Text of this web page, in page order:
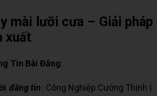
mài lưỡi cưa – Giải
xuất
Tin Bài Đăng:
đăng tin: Công Nghiệp Cường Thịnh |